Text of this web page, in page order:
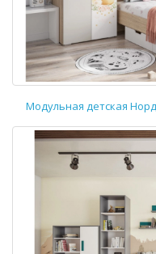
Модульная детская